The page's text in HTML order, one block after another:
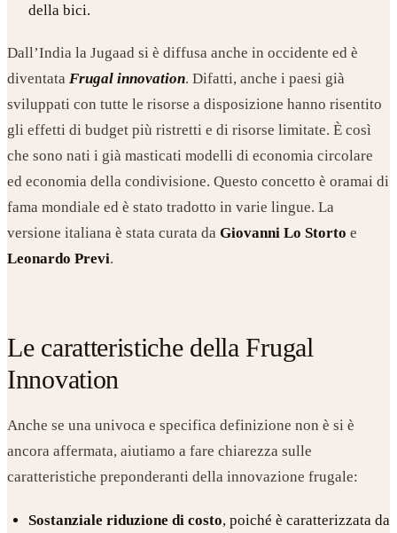
della bici.
Dall’India la Jugaad si è diffusa anche in occidente ed è
diventata Frugal innovation. Difatti, anche i paesi già
sviluppati con tutte le risorse a disposizione hanno risentito
gli effetti di budget più ristretti e di risorse limitate. È così
che sono nati i già masticati modelli di economia circolare
ed economia della condivisione. Questo concetto è oramai di
fama mondiale ed è stato tradotto in varie lingue. La
versione italiana è stata curata da Giovanni Lo Storto e
Leonardo Previ.
Le caratteristiche della Frugal
Innovation
Anche se una univoca e specifica definizione non è si è
ancora affermata, aiutiamo a fare chiarezza sulle
caratteristiche preponderanti della innovazione frugale:
Sostanziale riduzione di costo, poiché è caratterizzata da